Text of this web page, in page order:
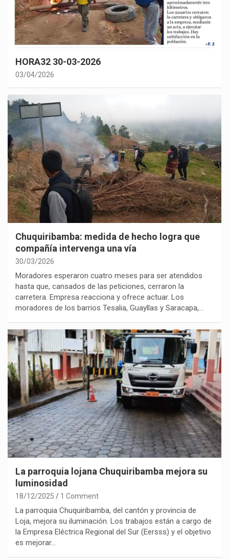
HORA32 30-03-2026
03/04/2026
Chuquiribamba: medida de hecho logra que
compañía intervenga una vía
30/03/2026
Moradores esperaron cuatro meses para ser atendidos
hasta que, cansados de las peticiones, cerraron la
carretera. Empresa reacciona y ofrece actuar. Los
moradores de los barrios Tesalia, Guayllas y Saracapa,…
La parroquia lojana Chuquiribamba mejora su
luminosidad
18/12/2025 1 Comment
La parroquia Chuquiribamba, del cantón y provincia de
Loja, mejora su iluminación. Los trabajos están a cargo de
la Empresa Eléctrica Regional del Sur (Eersss) y el objetivo
es mejorar…